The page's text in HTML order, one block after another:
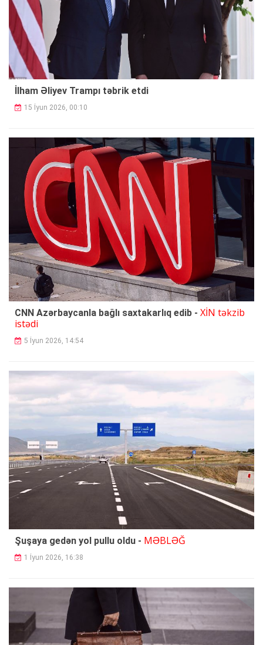
İlham Əliyev Trampı təbrik etdi
15 İyun 2026, 00:10
CNN Azərbaycanla bağlı saxtakarlıq edib - XİN təkzib
istədi
5 İyun 2026, 14:54
Şuşaya gedən yol pullu oldu - MƏBLƏĞ
1 İyun 2026, 16:38